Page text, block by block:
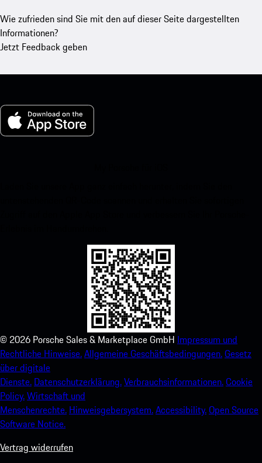
Wie zufrieden sind Sie mit den auf dieser Seite dargestellten
Informationen?
Jetzt Feedback geben
© 2026 Porsche Sales & Marketplace GmbH Impressum und
Rechtliche Hinweise.Allgemeine Geschäftsbedingungen.Gesetz
über digitale
Dienste. Datenschutzerklärung.Verbrauchsinformationen.Cookie
Policy.Wirtschaft und
Menschenrechte. Hinweisgebersystem.Accessibility.Open Source
Software Notice.
Vertrag widerrufen